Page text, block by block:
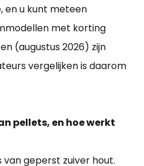
en u kunt meteen
met korting
(augustus 2026) zijn
vergelijken is daarom
pellets, en hoe werkt
geperst zuiver hout.